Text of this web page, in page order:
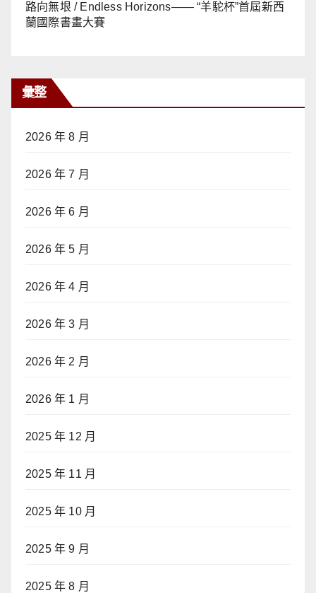
路向無垠 / Endless Horizons—— “羊駝杯”首屆新西
蘭國際書畫大賽
彙整
2026 年 8 月
2026 年 7 月
2026 年 6 月
2026 年 5 月
2026 年 4 月
2026 年 3 月
2026 年 2 月
2026 年 1 月
2025 年 12 月
2025 年 11 月
2025 年 10 月
2025 年 9 月
2025 年 8 月